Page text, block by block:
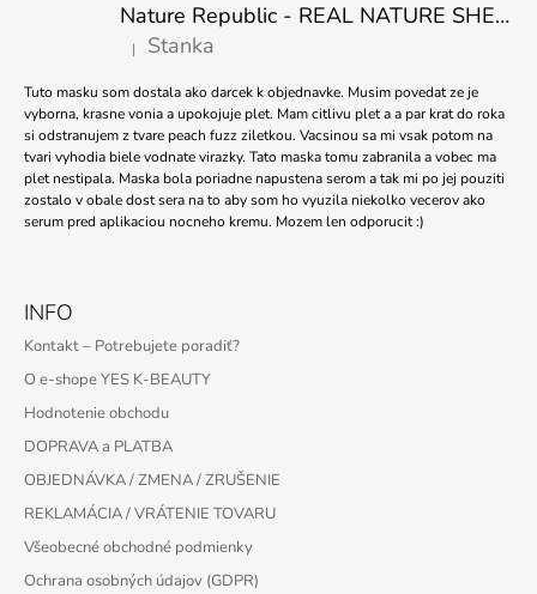
Nature Republic - REAL NATURE SHEET MASK TEA TREE 23ml
Hodnotenie produktu je 5 z 5 hviezdičiek.
| Stanka
Tuto masku som dostala ako darcek k objednavke. Musim povedat ze je
vyborna, krasne vonia a upokojuje plet. Mam citlivu plet a a par krat do roka
si odstranujem z tvare peach fuzz ziletkou. Vacsinou sa mi vsak potom na
tvari vyhodia biele vodnate virazky. Tato maska tomu zabranila a vobec ma
plet nestipala. Maska bola poriadne napustena serom a tak mi po jej pouziti
zostalo v obale dost sera na to aby som ho vyuzila niekolko vecerov ako
serum pred aplikaciou nocneho kremu. Mozem len odporucit :)
INFO
Kontakt – Potrebujete poradiť?
O e-shope YES K-BEAUTY
Hodnotenie obchodu
DOPRAVA a PLATBA
OBJEDNÁVKA / ZMENA / ZRUŠENIE
REKLAMÁCIA / VRÁTENIE TOVARU
Všeobecné obchodné podmienky
Ochrana osobných údajov (GDPR)